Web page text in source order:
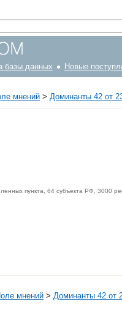
базы данных Новые
мнений > Доминанты 42 от
пункта, 64 субъекта РФ, 3000
мнений > Доминанты 42 от